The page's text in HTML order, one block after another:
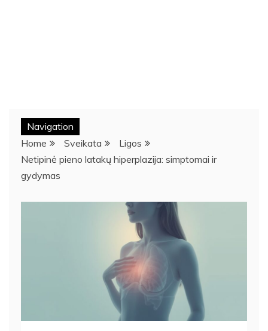
Navigation
Home
Sveikata
Ligos
Netipinė pieno latakų hiperplazija: simptomai ir
gydymas